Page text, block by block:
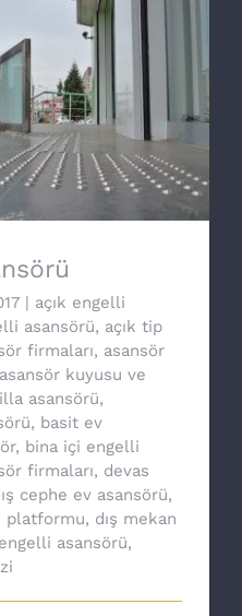
asansörü
| açık engelli
asansörü, açık tip
firmaları, asansör
asansör kuyusu ve
asansörü,
, basit ev
, bina içi engelli
firmaları, devas
cephe ev asansörü,
platformu, dış mekan
asansörü,